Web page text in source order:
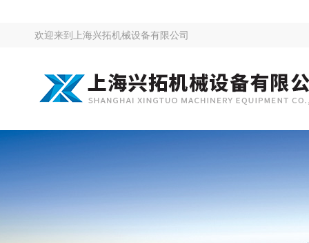
欢迎来到 上海兴拓机械设备有限公司